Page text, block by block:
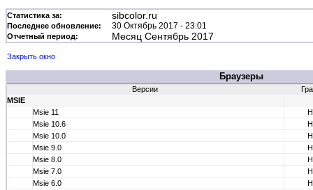
Статистика за: sibcolor.ru
Последнее обновление: 30 Октябрь 2017 - 23:01
Отчетный период: Месяц Сентябрь 2017
Закрыть окно
Браузеры
Версии
MSIE
Msie 11
Msie 10.6
Msie 10.0
Msie 9.0
Msie 8.0
Msie 7.0
Msie 6.0